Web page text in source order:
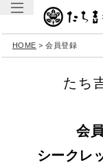
HOME 会員登録
たち
会
シークレ